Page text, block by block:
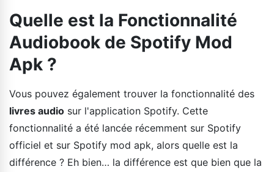
Quelle est la Fonctionnalité
Audiobook de Spotify Mod
Apk ?
Vous pouvez également trouver la fonctionnalité des
livres audio sur l'application Spotify. Cette
fonctionnalité a été lancée récemment sur Spotify
officiel et sur Spotify mod apk, alors quelle est la
différence ? Eh bien… la différence est que bien que la